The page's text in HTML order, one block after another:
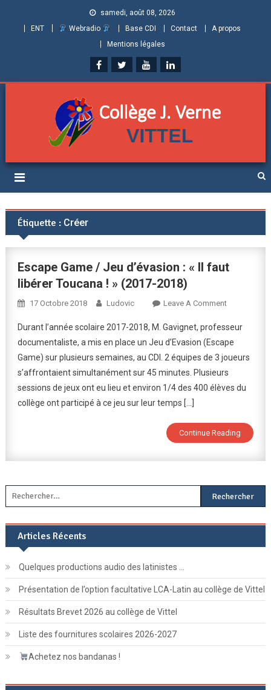
samedi, août 08, 2026
ENT
Webradio Base CDI Contact
A propos
Mentions légales
Collège Jules Verne de
Vittel (Vosges)
Étiquette : Créer
Escape Game / Jeu d’évasion : « Il faut
libérer Toucana ! » (2017-2018)
17 Octobre 2018 Ludovic Leave A CommentOn
Game
/
Jeu
D’évasion
:
Libérer
Toucana
2018)
Durant l’année scolaire 2017-2018, M. Gavignet, professeur
documentaliste, a mis en place un Jeu d’Evasion (Escape
Game) sur plusieurs semaines, au CDI. 2 équipes de 3 joueurs
s’affrontaient simultanément sur 45 minutes. Plusieurs
sessions de jeux ont eu lieu et environ 1/4 des 400 élèves du
collège ont participé à ce jeu sur leur temps […]
Continue Reading
Rechercher :
Articles Récents
Quelques productions audio des latinistes …
Présentation de l’option facultative LCA-Latin au collège de Vittel
Résultats Brevet 2026 au collège de Vittel
Liste des fournitures scolaires 2026-2027
Achetez nos bandanas !